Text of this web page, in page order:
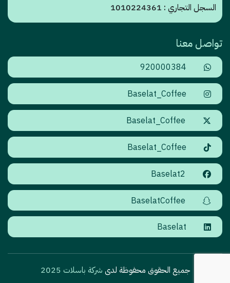
السجل التجاري : 1010224361
تواصل معنا
920000384
Baselat_Coffee
Baselat_Coffee
Baselat_Coffee
Baselat2
BaselatCoffee
Baselat
جميع الحقوق محفوظة لدى شركة باسلات 2025